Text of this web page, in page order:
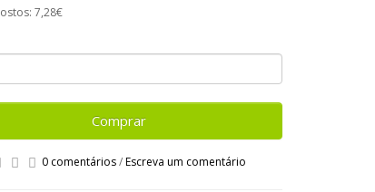
7,28€
Comprar
0 comentários/Escreva um comentário